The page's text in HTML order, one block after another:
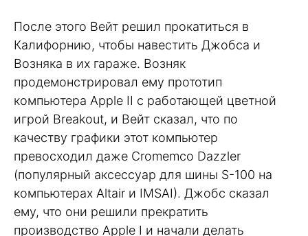
После этого Вейт решил прокатиться в
Калифорнию, чтобы навестить Джобса и
Возняка в их гараже. Возняк
продемонстрировал ему прототип
компьютера Apple II с работающей цветной
игрой Breakout, и Вейт сказал, что по
качеству графики этот компьютер
превосходил даже Cromemco Dazzler
(популярный аксессуар для шины S-100 на
компьютерах Altair и IMSAI). Джобс сказал
ему, что они решили прекратить
производство Apple I и начали делать